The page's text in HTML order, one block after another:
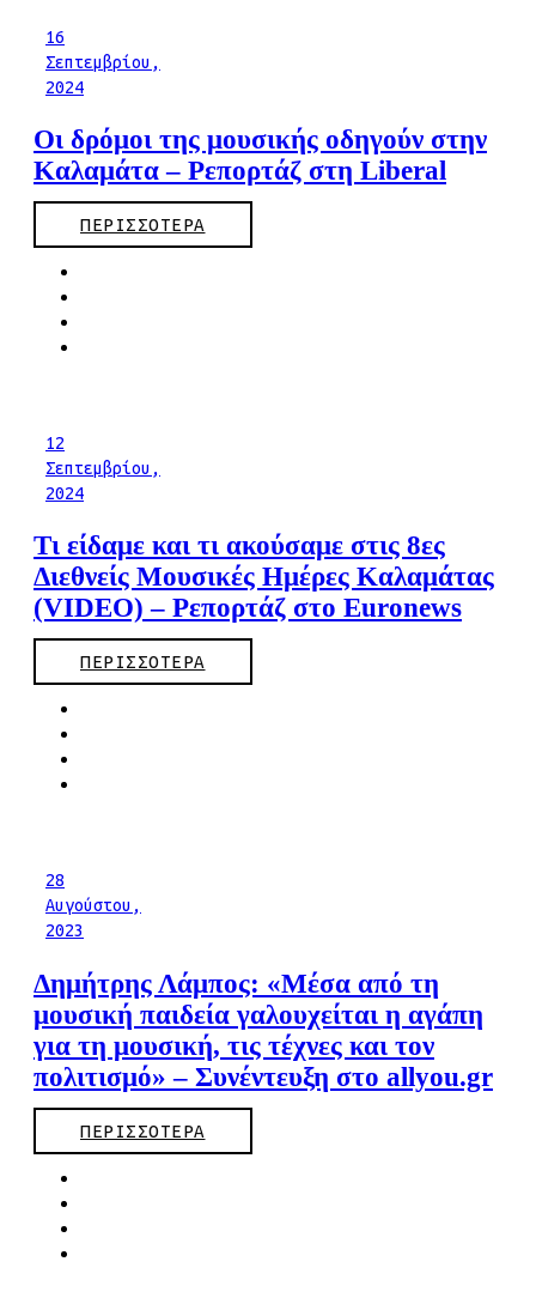
16
Σεπτεμβρίου,
2024
Οι δρόμοι της μουσικής οδηγούν στην
Καλαμάτα – Ρεπορτάζ στη Liberal
ΠΕΡΙΣΣΟΤΕΡΑ
12
Σεπτεμβρίου,
2024
Τι είδαμε και τι ακούσαμε στις 8ες
Διεθνείς Μουσικές Ημέρες Καλαμάτας
(VIDEO) – Ρεπορτάζ στο Euronews
ΠΕΡΙΣΣΟΤΕΡΑ
28
Αυγούστου,
2023
Δημήτρης Λάμπος: «Μέσα από τη
μουσική παιδεία γαλουχείται η αγάπη
για τη μουσική, τις τέχνες και τον
πολιτισμό» – Συνέντευξη στο allyou.gr
ΠΕΡΙΣΣΟΤΕΡΑ